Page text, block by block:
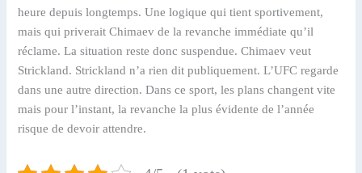
heure depuis longtemps. Une logique qui tient sportivement,
mais qui priverait Chimaev de la revanche immédiate qu’il
réclame. La situation reste donc suspendue. Chimaev veut
Strickland. Strickland n’a rien dit publiquement. L’UFC regarde
dans une autre direction. Dans ce sport, les plans changent vite
mais pour l’instant, la revanche la plus évidente de l’année
risque de devoir attendre.